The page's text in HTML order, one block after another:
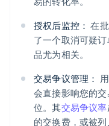
授权后监控： 在
了一个取消可疑
品尤为相关。
交易争议管理：
会直接影响您的
位。其交易争议率
的交换费，或被